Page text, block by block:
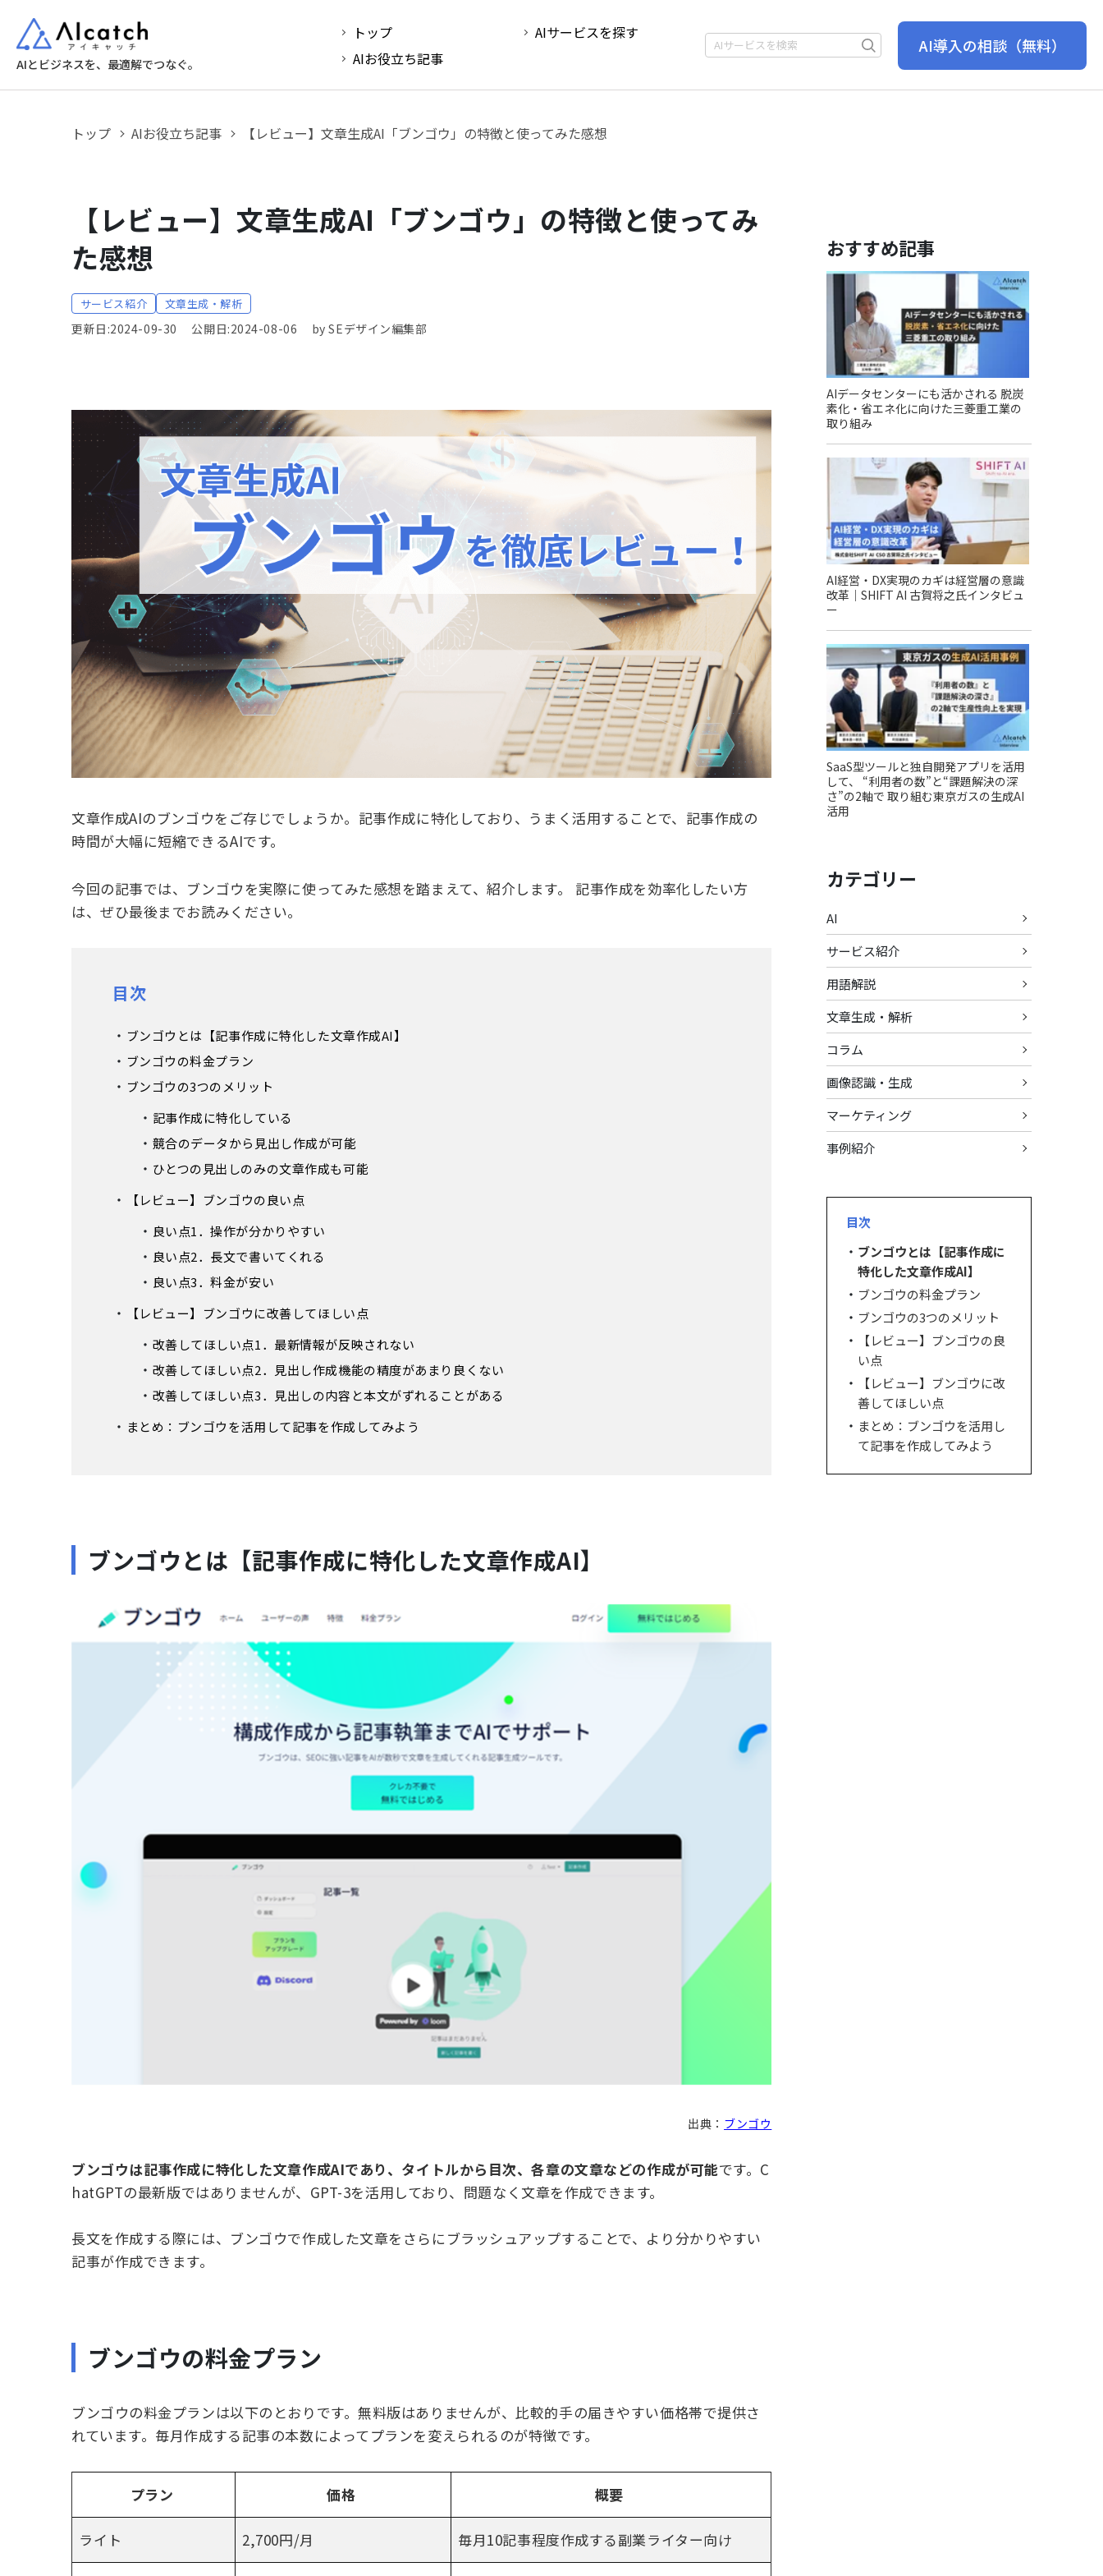
AIとビジネスを、最適解でつなぐ。
トップ
AIサービスを探す
AIお役立ち記事
AI導入の相談（無料）
トップ AIお役立ち記事 【レビュー】文章生成AI「ブンゴウ」の特徴と使ってみた感想
【レビュー】文章生成AI「ブンゴウ」の特徴と使ってみ
た感想
サービス紹介 文章生成・解析
更新日:2024-09-30 公開日:2024-08-06 by SEデザイン編集部
文章作成AIのブンゴウをご存じでしょうか。記事作成に特化しており、うまく活用することで、記事作成の
時間が大幅に短縮できるAIです。
今回の記事では、ブンゴウを実際に使ってみた感想を踏まえて、紹介します。 記事作成を効率化したい方
は、ぜひ最後までお読みください。
目次
ブンゴウとは【記事作成に特化した文章作成AI】
ブンゴウの料金プラン
ブンゴウの3つのメリット
記事作成に特化している
競合のデータから見出し作成が可能
ひとつの見出しのみの文章作成も可能
【レビュー】ブンゴウの良い点
良い点1．操作が分かりやすい
良い点2．長文で書いてくれる
良い点3．料金が安い
【レビュー】ブンゴウに改善してほしい点
改善してほしい点1．最新情報が反映されない
改善してほしい点2．見出し作成機能の精度があまり良くない
改善してほしい点3．見出しの内容と本文がずれることがある
まとめ：ブンゴウを活用して記事を作成してみよう
ブンゴウとは【記事作成に特化した文章作成AI】
出典： ブンゴウ
ブンゴウは記事作成に特化した文章作成AIであり、タイトルから目次、各章の文章などの作成が可能です。C
hatGPTの最新版ではありませんが、GPT-3を活用しており、問題なく文章を作成できます。
長文を作成する際には、ブンゴウで作成した文章をさらにブラッシュアップすることで、より分かりやすい
記事が作成できます。
ブンゴウの料金プラン
ブンゴウの料金プランは以下のとおりです。無料版はありませんが、比較的手の届きやすい価格帯で提供さ
れています。毎月作成する記事の本数によってプランを変えられるのが特徴です。
プラン 価格 概要
ライト 2,700円/月 毎月10記事程度作成する副業ライター向け
おすすめ記事
AIデータセンターにも活かされる 脱炭
素化・省エネ化に向けた三菱重工業の
取り組み
AI経営・DX実現のカギは経営層の意識
改革｜SHIFT AI 古賀将之氏インタビュ
ー
SaaS型ツールと独自開発アプリを活用
して、 “利用者の数”と“課題解決の深
さ”の2軸で 取り組む東京ガスの生成AI
活用
カテゴリー
AI
サービス紹介
用語解説
文章生成・解析
コラム
画像認識・生成
マーケティング
事例紹介
目次
ブンゴウとは【記事作成に
特化した文章作成AI】
ブンゴウの料金プラン
ブンゴウの3つのメリット
【レビュー】ブンゴウの良
い点
【レビュー】ブンゴウに改
善してほしい点
まとめ：ブンゴウを活用し
て記事を作成してみよう